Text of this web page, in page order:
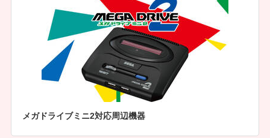
メガドライブミニ2対応周辺機器